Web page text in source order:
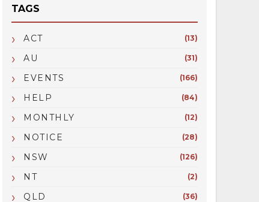
TAGS
ACT (13)
AU (31)
EVENTS (166)
HELP (84)
MONTHLY (12)
NOTICE (28)
NSW (126)
NT (2)
QLD (36)